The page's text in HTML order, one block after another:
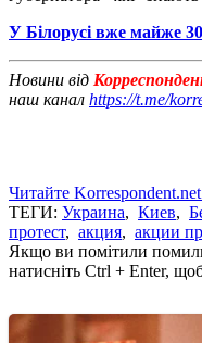
У Білорусі вже майже
Новини від
наш канал https://t.me/
Читайте
ТЕГИ: Украина, Киев,
протест, акция, акции
Якщо ви помітили
натисніть Ctrl + Enter,